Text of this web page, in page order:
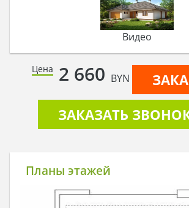
Видео
Цена 2 660 BYN
ЗАКАЗАТЬ
Планы этажей